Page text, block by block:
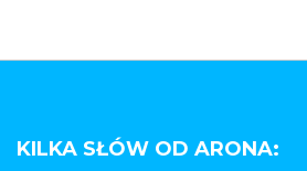
KILKA SŁÓW OD ARONA: